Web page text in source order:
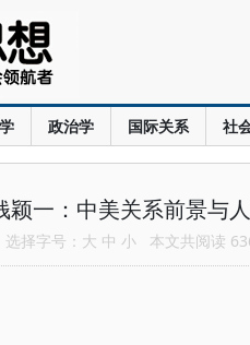
政治学 国际关系 社
颖一：中美关系前景与
选择字号： 大 中 小 本文共阅读